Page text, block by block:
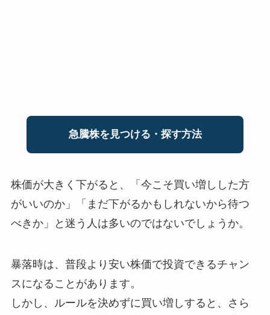
急騰株を見つける・探す方法
株価が大きく下がると、「今こそ買い増しした方
がいいのか」「まだ下がるかもしれないから待つ
べきか」と迷う人は多いのではないでしょうか。
暴落時は、普段より安い株価で投資できるチャン
スになることがあります。
しかし、ルールを決めずに買い増しすると、さら